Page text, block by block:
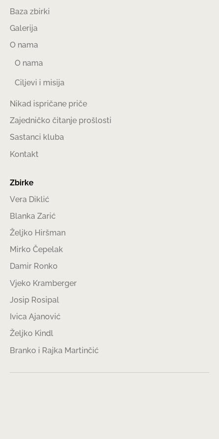
Baza zbirki
Galerija
O nama
O nama
Ciljevi i misija
Nikad ispričane priče
Zajedničko čitanje prošlosti
Sastanci kluba
Kontakt
Zbirke
Vera Diklić
Blanka Zarić
Željko Hiršman
Mirko Čepelak
Damir Ronko
Vjeko Kramberger
Josip Rosipal
Ivica Ajanović
Željko Kindl
Branko i Rajka Martinčić